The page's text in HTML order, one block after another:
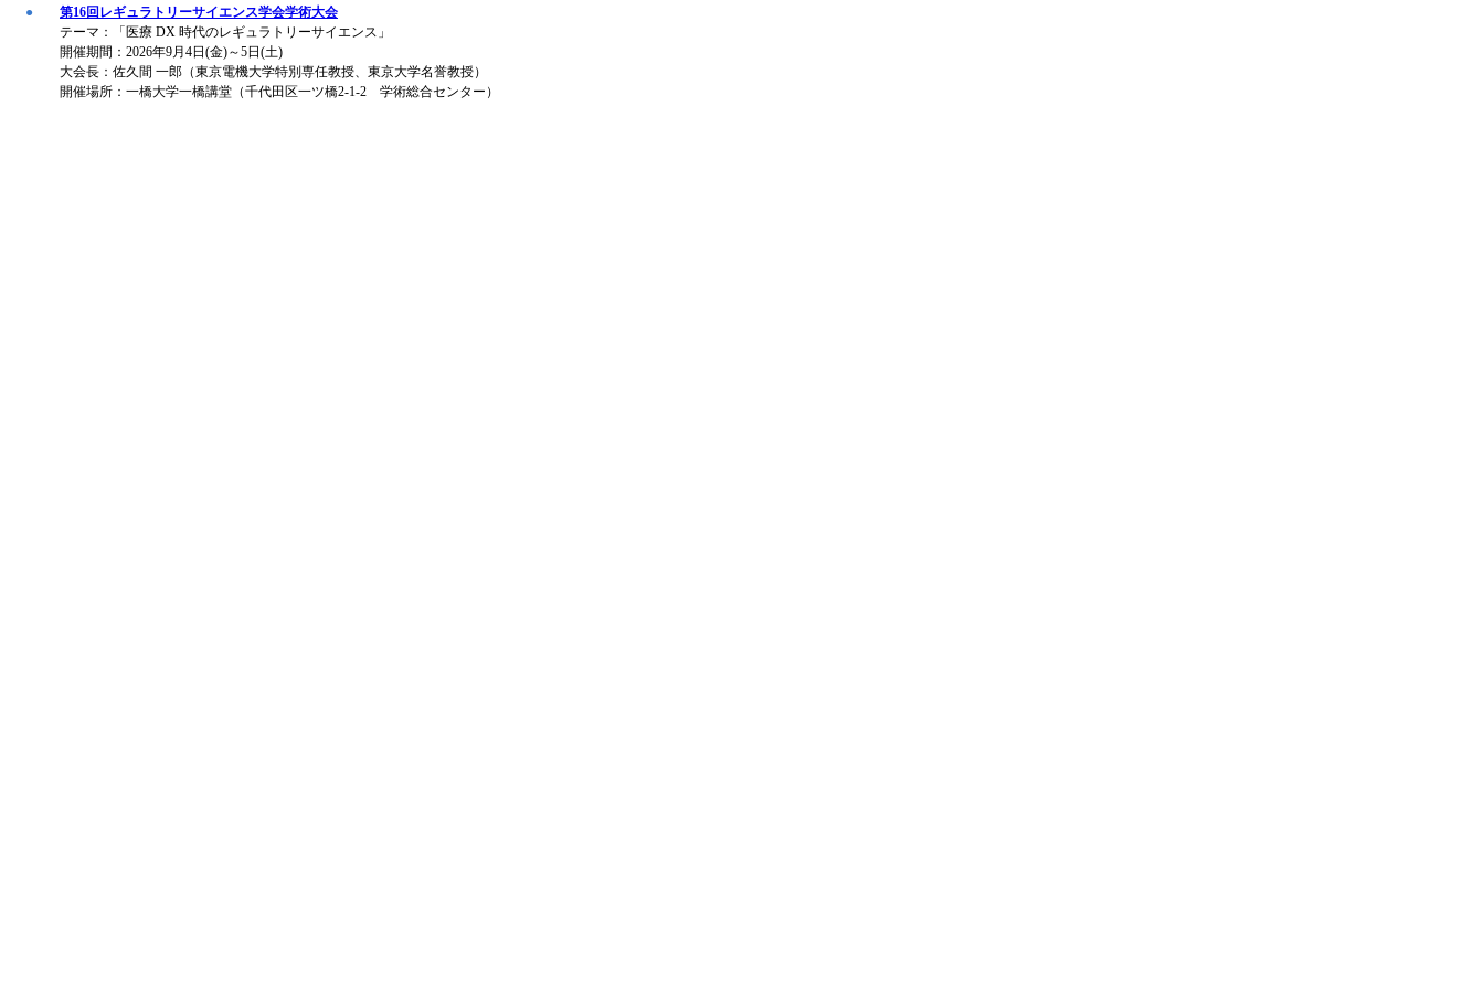
●
第16回レギュラトリーサイエンス学会学術大会
テーマ：「医療 DX 時代のレギュラトリーサイエンス」
開催期間：2026年9月4日(金)～5日(土)
大会長：佐久間 一郎（東京電機大学特別専任教授、東京大学名誉教授）
開催場所：一橋大学一橋講堂（千代田区一ツ橋2-1-2 学術総合センター）